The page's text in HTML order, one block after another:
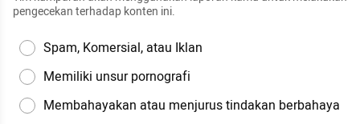
pengecekan terhadap konten ini.
Spam, Komersial, atau Iklan
Memiliki unsur pornografi
Membahayakan atau menjurus tindakan berbahaya